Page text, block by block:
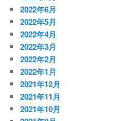
2022年6月
2022年5月
2022年4月
2022年3月
2022年2月
2022年1月
2021年12月
2021年11月
2021年10月